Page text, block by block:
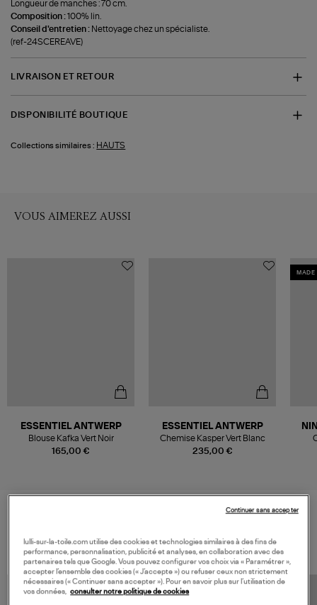
Longueur de manches : 70 cm.
Composition :100% lin.
Conseil d'entretien : Nettoyage chez un spécialiste.
(ref-24SCEREAVE)
LIVRAISON ET RETOUR
DISPONIBILITÉ BOUTIQUE
Collections similaires : HAUTS
VOUS AIMEREZ AUSSI
165,00 €
ESSENTIEL ANTWERP
Blouse Kafka Vert Noir
235,00 €
ESSENTIEL ANTWERP
Chemise Kasper Vert Blanc
MADE
lulli-sur-la-toile.com utilise des cookies et technologies similaires à des fins de
performance, personnalisation, publicité et analyses, en collaboration avec des
partenaires tels que Google. Vous pouvez configurer vos choix via « Paramétrer »,
accepter l’ensemble des cookies (« J’accepte ») ou refuser ceux non strictement
nécessaires (« Continuer sans accepter »). Pour en savoir plus sur l’utilisation de
vos données, consulter notre politique de cookies
Continuer sans accepter